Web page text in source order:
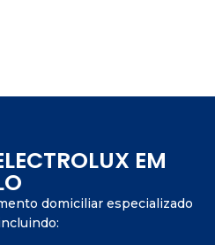
EM
domiciliar especializado